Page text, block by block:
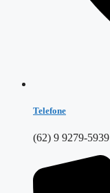
Telefone
(62) 9 9279-5939